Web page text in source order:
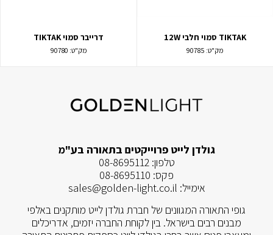
TIKTAK סמוי חלבי 12W
מק"ט: 90785
דרייבר סמוי TIKTAK
מק"ט: 90780
גולדן לייט פרוייקטים בתאורה בע"מ
טלפון:08-8695112
פקס: 08-8695110
אימייל: sales@golden-light.co.il
גופי התאורה המגוונים של חברת גולדן לייט מותקנים באלפי
מבנים רבים בישראל. בין לקוחת החברה יזמים, אדריכלים